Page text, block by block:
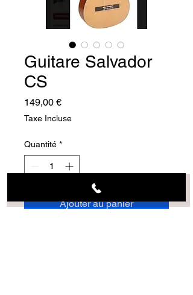
Guitare Salvador
CS
149,00 €Prix
Taxe Incluse
Quantité *
Ajouter au panier